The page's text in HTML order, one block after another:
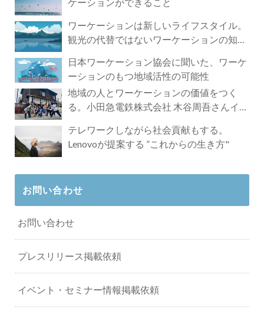
ワーケーションは新しいライフスタイル。
観光の代替ではないワーケーションの知ら
日本ワーケーション協会に聞いた、ワーケ
ーションのもつ地域活性の可能性
地域の人とワーケーションの価値をつく
る。小田急電鉄株式会社 木谷周吾さんイン
テレワークしながら社会貢献もする。
Lenovoが提案する ”これからの生き方"
お問い合わせ
お問い合わせ
プレスリリース掲載依頼
イベント・セミナー情報掲載依頼